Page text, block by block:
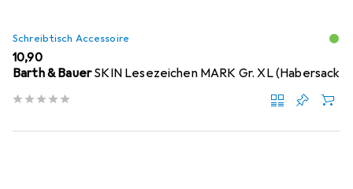
Schreibtisch Accessoire
EUR
10,90
Barth & BauerSKIN Lesezeichen MARK Gr. XL (Habersack